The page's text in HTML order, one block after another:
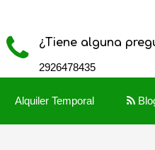
¿Tiene alguna
2926478435
Alquiler Temporal